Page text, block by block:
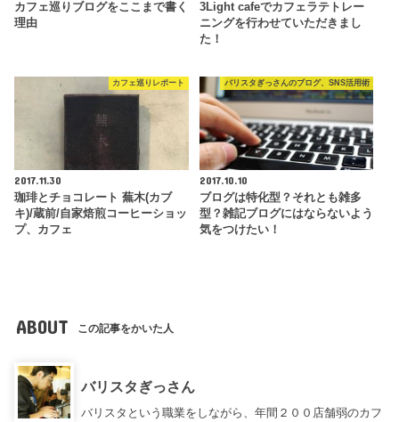
カフェ巡りブログをここまで書く
理由
3Light cafeでカフェラテトレー
ニングを行わせていただきまし
た！
カフェ巡りレポート
2017.11.30
珈琲とチョコレート 蕪木(カブ
キ)/蔵前/自家焙煎コーヒーショッ
プ、カフェ
バリスタぎっさんのブログ、SNS活用術
2017.10.10
ブログは特化型？それとも雑多
型？雑記ブログにはならないよう
気をつけたい！
ABOUT この記事をかいた人
バリスタぎっさん
バリスタという職業をしながら、年間２００店舗弱のカフ